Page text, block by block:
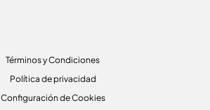
Términos y Condiciones
Política de privacidad
Configuración de Cookies